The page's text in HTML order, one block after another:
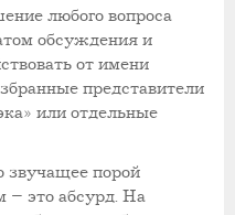
любого вопроса
обсуждения и
от имени
представители
или отдельные
звучащее порой
– это абсурд. На